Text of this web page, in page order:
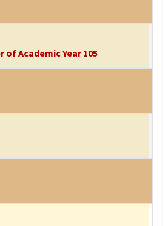
Academic Year 105